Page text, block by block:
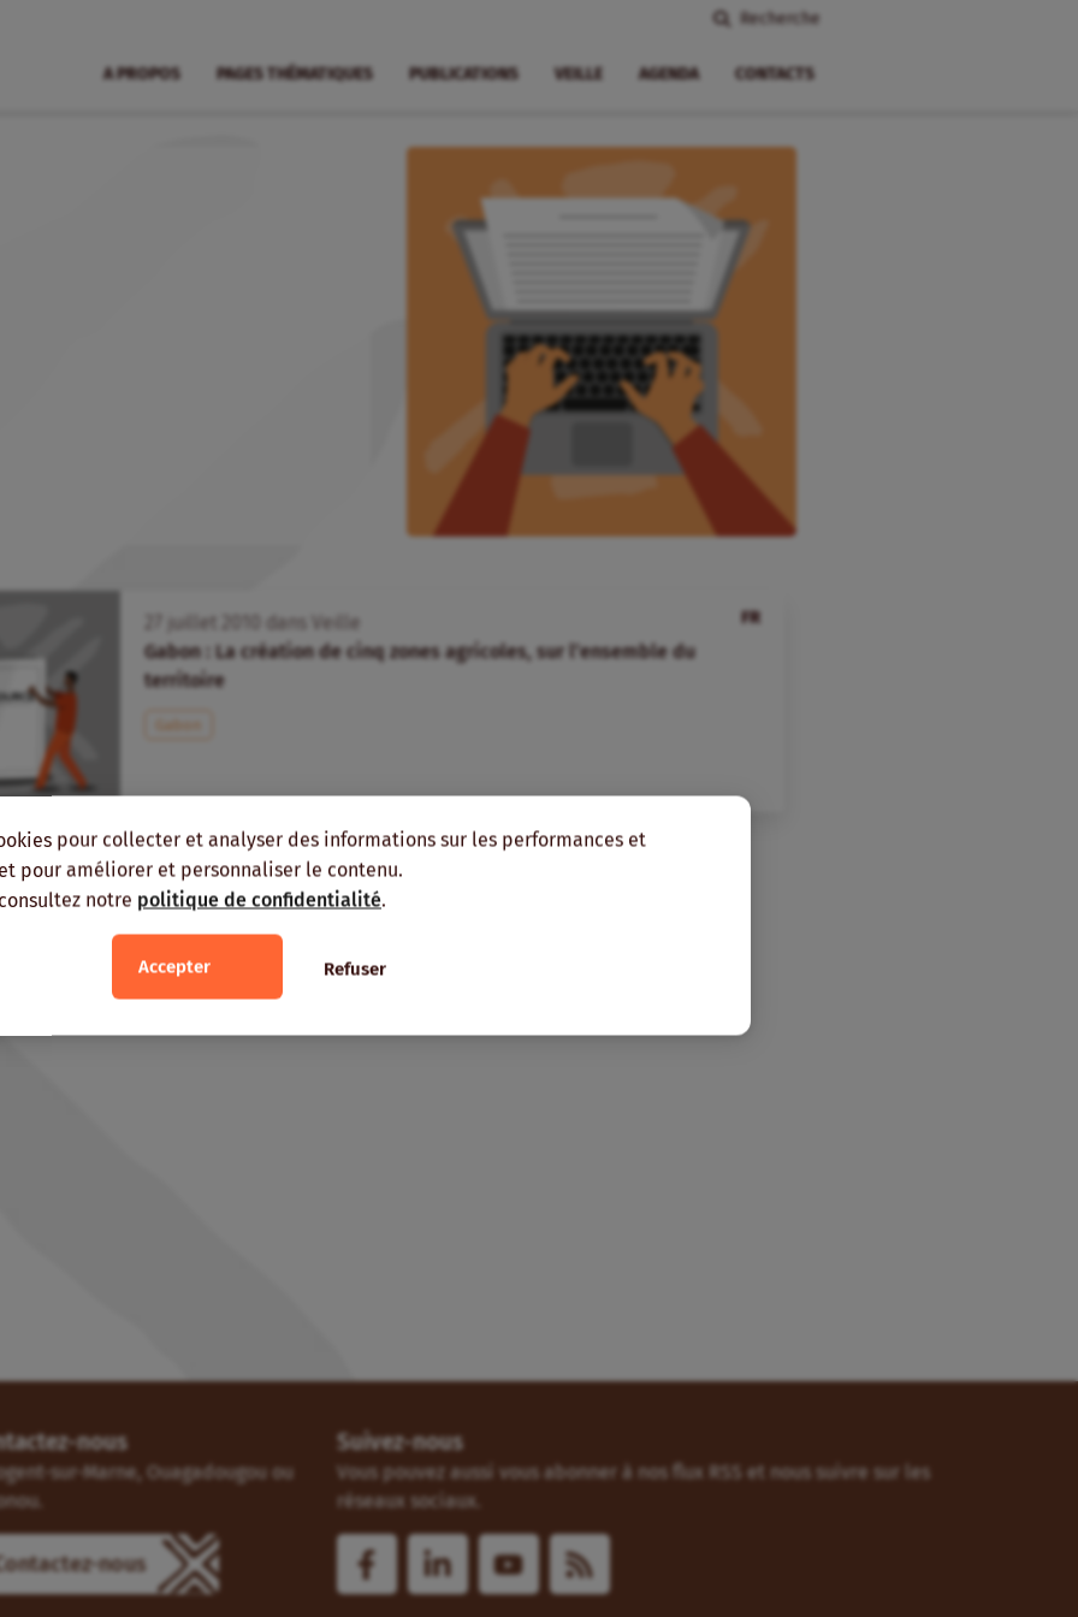
pour collecter et analyser des informations sur les performances et
pour améliorer et personnaliser le contenu.
notre politique de confidentialité.
Accepter Refuser
Recherche
A PROPOS PAGES THÉMATIQUES PUBLICATIONS VEILLE AGENDA CONTACTS
FR
juillet dans
Veille
Gabon : La création de cinq zones agricoles, sur l’ensemble du
territoire
Gabon
nous
sur-Marne, Ouagadougou ou
nous
Suivez-nous
Vous pouvez aussi vous abonner à nos flux RSS et nous suivre sur les
réseaux sociaux.